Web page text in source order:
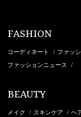
FASHION
コーディネート / ファッ
ファッションニュース /
BEAUTY
メイク / スキンケア / ヘ